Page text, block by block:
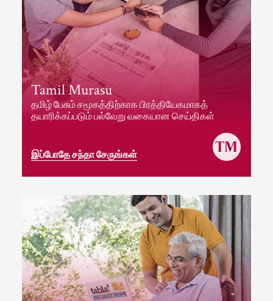
Tamil Murasu
தமிழ் பேசும் சமூகத்திற்காக பிரத்தியேகமாகத்
தயாரிக்கப்படும் பல்வேறு வகையான செய்திகள்
இப்போதே சந்தா சேருங்கள்